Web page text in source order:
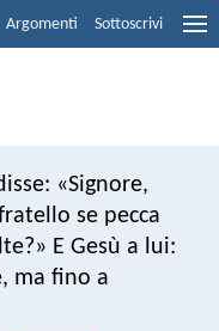
Argomenti Sottoscrivi
«Signore,
se pecca
E Gesù a lui:
ma fino a